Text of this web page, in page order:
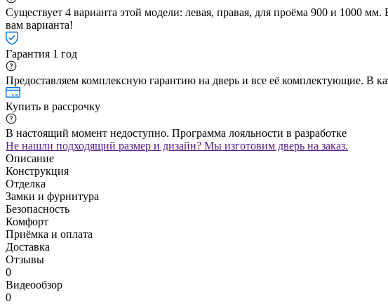
Существует 4 варианта этой модели: левая, правая, для проёма 900 и 1000
вам варианта!
Гарантия 1 год
Предоставляем комплексную гарантию на дверь и все её комплектующие. В
Купить в рассрочку
В настоящий момент недоступно. Программа лояльности в разработке
Не нашли подходящий размер и дизайн? Мы изготовим дверь на заказ.
Описание
Конструкция
Отделка
Замки и фурнитура
Безопасность
Комфорт
Приёмка и оплата
Доставка
Отзывы
0
Видеообзор
0